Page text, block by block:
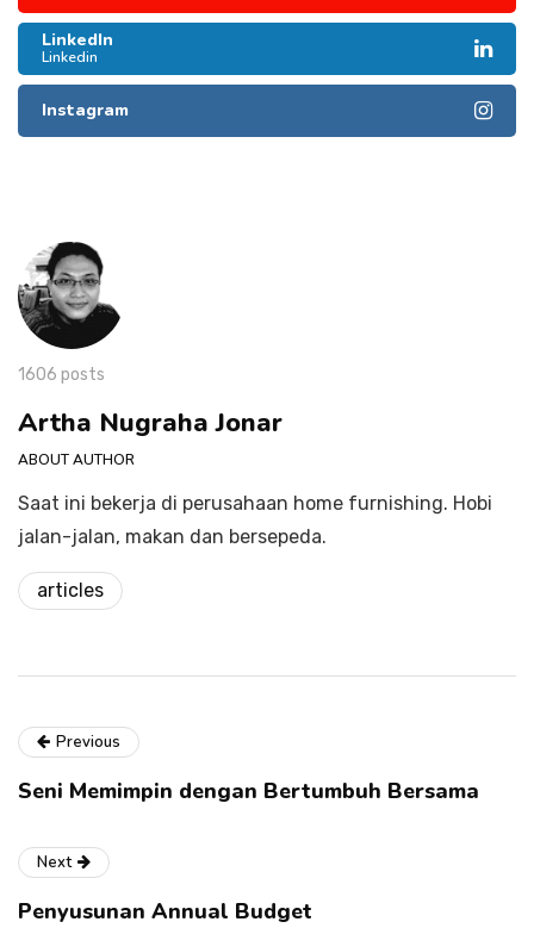
LinkedIn
Linkedin
Instagram
1606 posts
Artha Nugraha Jonar
ABOUT AUTHOR
Saat ini bekerja di perusahaan home furnishing. Hobi
jalan-jalan, makan dan bersepeda.
articles
Previous
Seni Memimpin dengan Bertumbuh Bersama
Next
Penyusunan Annual Budget